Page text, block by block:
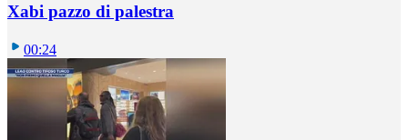
Xabi pazzo di palestra
00:24